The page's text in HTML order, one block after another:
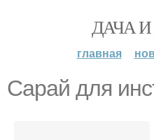
ДАЧА
главная
Сарай для